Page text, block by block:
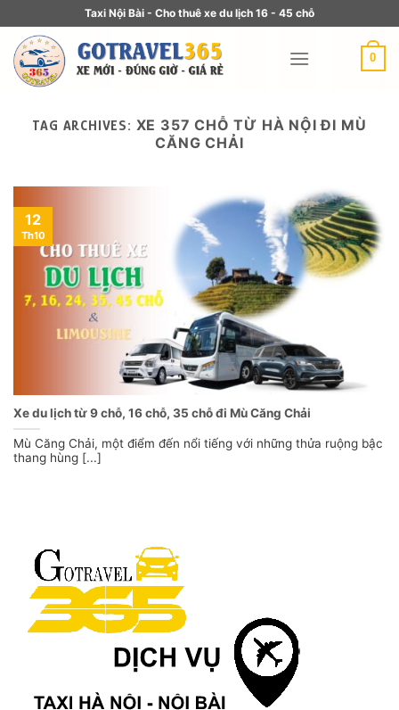
Taxi Nội Bài - Cho thuê xe du lịch 16 - 45 chỗ
0
TAG ARCHIVES: XE 357 CHỖ TỪ HÀ NỘI ĐI MÙ
CĂNG CHẢI
Xe du lịch từ 9 chỗ, 16 chỗ, 35 chỗ đi Mù Căng Chải
Mù Căng Chải, một điểm đến nổi tiếng với những thửa ruộng bậc
thang hùng [...]
12
Th10